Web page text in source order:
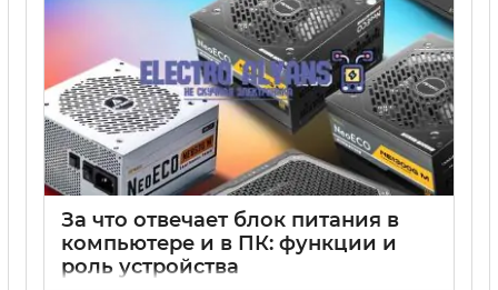
За что отвечает блок питания в
компьютере и в ПК: функции и
роль устройства